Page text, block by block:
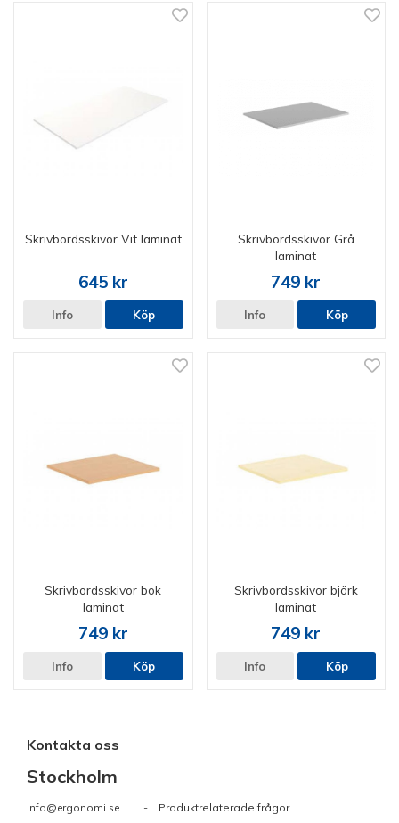
Skrivbordsskivor Vit laminat
645 kr
Info Köp
Skrivbordsskivor Grå
laminat
749 kr
Info Köp
Skrivbordsskivor bok
laminat
749 kr
Info Köp
Skrivbordsskivor björk
laminat
749 kr
Info Köp
Kontakta oss
Stockholm
info@ergonomi.se - Produktrelaterade frågor